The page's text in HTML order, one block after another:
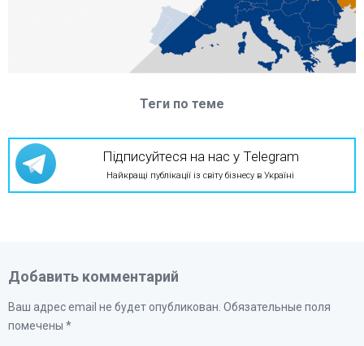
Теги по теме
Підписуйтеся на нас у Telegram
Найкращі публікації із світу бізнесу в Україні
Добавить комментарий
Ваш адрес email не будет опубликован. Обязательные поля
помечены *